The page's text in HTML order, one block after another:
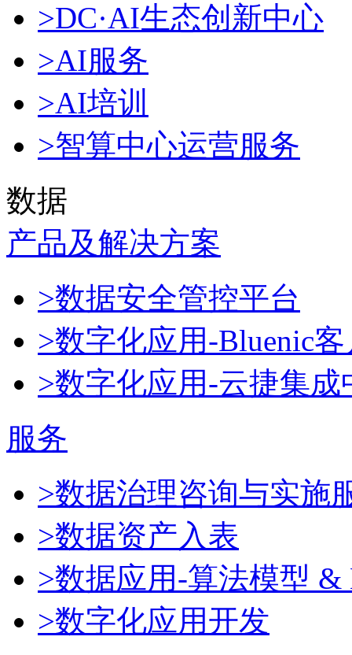
>DC·AI生态创新中心
>AI服务
>AI培训
>智算中心运营服务
数据
产品及解决方案
>数据安全管控平台
>数字化应用-Bluenic
>数字化应用-云捷集成
服务
>数据治理咨询与实施
>数据资产入表
>数据应用-算法模型 &
>数字化应用开发